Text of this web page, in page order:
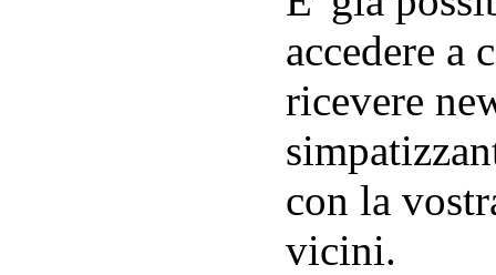
accedere a
ricevere
con la
vicini.